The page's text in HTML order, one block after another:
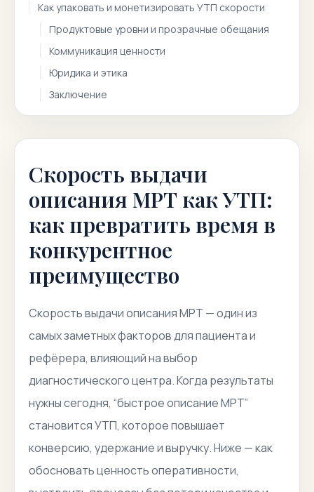
Как упаковать и монетизировать УТП скорости
Продуктовые уровни и прозрачные обещания
Коммуникация ценности
Юридика и этика
Заключение
Скорость выдачи
описания МРТ как УТП:
как превратить время в
конкурентное
преимущество
Скорость выдачи описания МРТ — один из
самых заметных факторов для пациента и
рефёрера, влияющий на выбор
диагностического центра. Когда результаты
нужны сегодня, “быстрое описание МРТ”
становится УТП, которое повышает
конверсию, удержание и выручку. Ниже — как
обосновать ценность оперативности,